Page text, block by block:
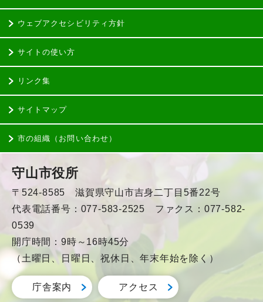
ウェブアクセシビリティ方針
サイトの使い方
リンク集
サイトマップ
市の組織（お問い合わせ）
守山市役所
〒524-8585 滋賀県守山市吉身二丁目5番22号
代表電話番号：077-583-2525 ファクス：077-582-
0539
開庁時間：9時～16時45分
（土曜日、日曜日、祝休日、年末年始を除く）
庁舎案内 アクセス